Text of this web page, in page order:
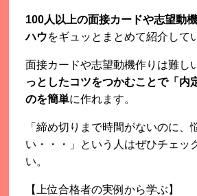
100人以上の面接カードや志望動
ハウをギュッとまとめて紹介して
面接カードや志望動機作りは難し
っとしたコツをつかむことで「内
のを簡単に作れます。
「締め切りまで時間がないのに、
い・・・」という人はぜひチェッ
い。
【上位合格者の実例から学ぶ】